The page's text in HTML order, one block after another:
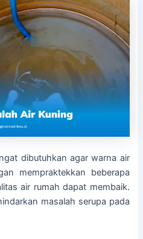
dibutuhkan agar warna air
mempraktekkan beberapa
air rumah dapat membaik.
masalah serupa pada